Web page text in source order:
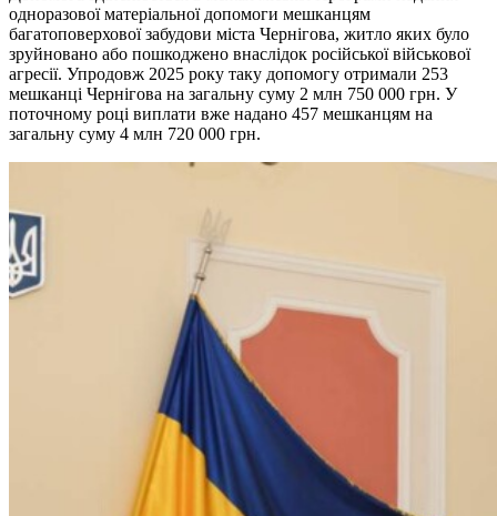
одноразової матеріальної допомоги мешканцям
багатоповерхової забудови міста Чернігова, житло яких було
зруйновано або пошкоджено внаслідок російської військової
агресії. Упродовж 2025 року таку допомогу отримали 253
мешканці Чернігова на загальну суму 2 млн 750 000 грн. У
поточному році виплати вже надано 457 мешканцям на
загальну суму 4 млн 720 000 грн.